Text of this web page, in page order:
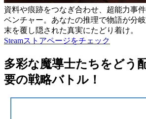
資料や痕跡をつなぎ合わせ、超能力事
ベンチャー。あなたの推理で物語が分
末を覆し隠された真実にたどり着け。
Steamストアページをチェック
多彩な魔導士たちをどう
要の戦略バトル！